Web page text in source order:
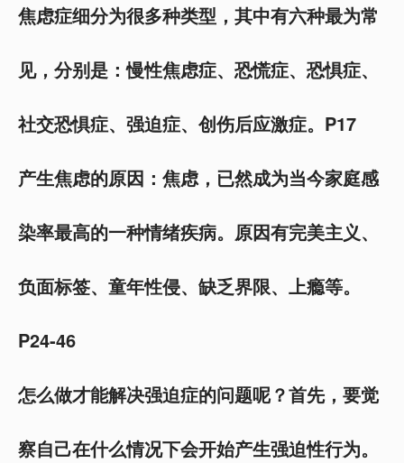
焦虑症细分为很多种类型，其中有六种最为常
见，分别是：慢性焦虑症、恐慌症、恐惧症、
社交恐惧症、强迫症、创伤后应激症。P17
产生焦虑的原因：焦虑，已然成为当今家庭感
染率最高的一种情绪疾病。原因有完美主义、
负面标签、童年性侵、缺乏界限、上瘾等。
P24-46
怎么做才能解决强迫症的问题呢？首先，要觉
察自己在什么情况下会开始产生强迫性行为。